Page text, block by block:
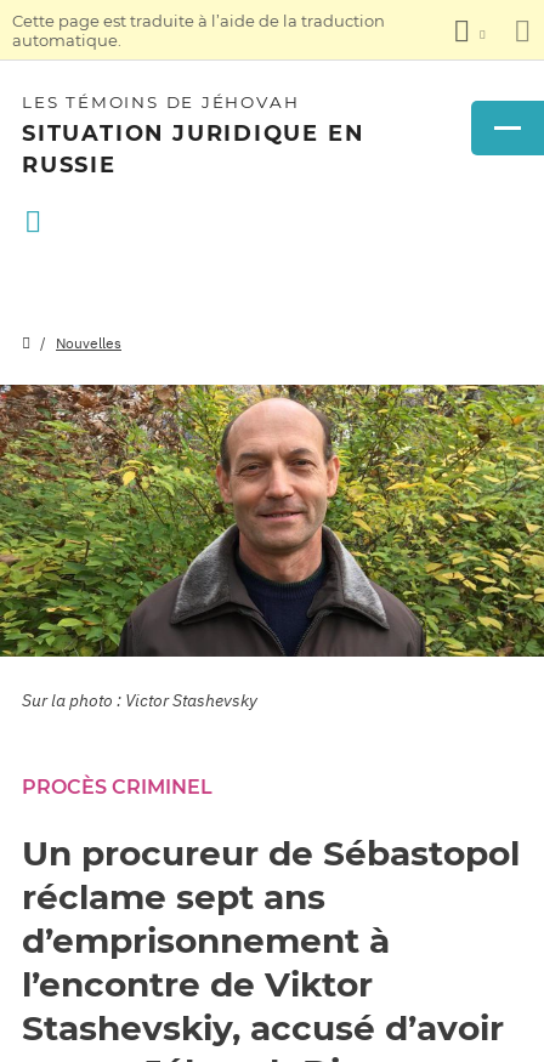
Cette page est traduite à l’aide de la traduction
automatique.
LES TÉMOINS DE JÉHOVAH
SITUATION JURIDIQUE EN
RUSSIE
Nouvelles
Sur la photo : Victor Stashevsky
PROCÈS CRIMINEL
Un procureur de Sébastopol
réclame sept ans
d’emprisonnement à
l’encontre de Viktor
Stashevskiy, accusé d’avoir